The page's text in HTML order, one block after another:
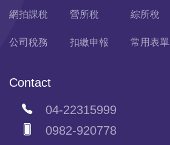
網拍課稅 營所稅 綜所稅
公司稅務 扣繳申報 常用表單
Contact
04-22315999
0982-920778